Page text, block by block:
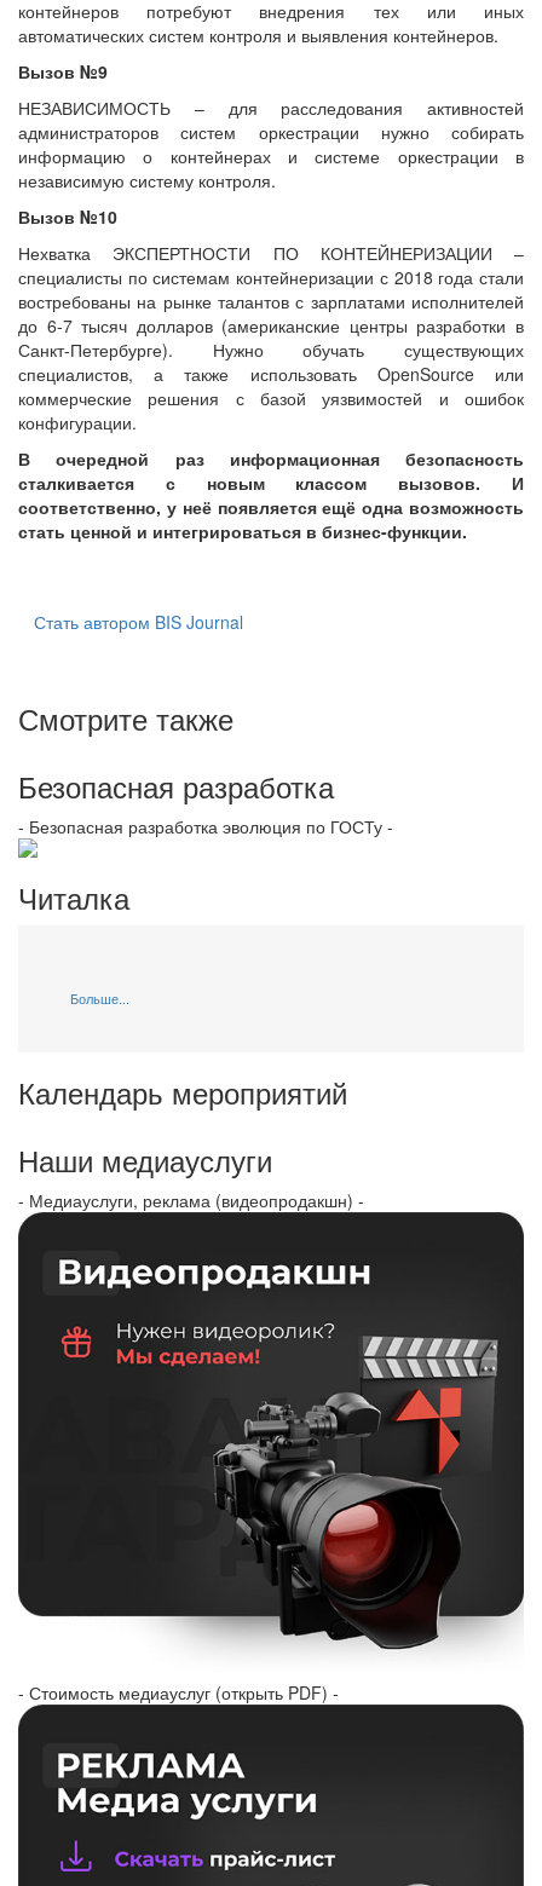
контейнеров потребуют внедрения тех или иных
автоматических систем контроля и выявления контейнеров.
Вызов №9
НЕЗАВИСИМОСТЬ – для расследования активностей
администраторов систем оркестрации нужно собирать
информацию о контейнерах и системе оркестрации в
независимую систему контроля.
Вызов №10
Нехватка ЭКСПЕРТНОСТИ ПО КОНТЕЙНЕРИЗАЦИИ –
специалисты по системам контейнеризации с 2018 года стали
востребованы на рынке талантов с зарплатами исполнителей
до 6-7 тысяч долларов (американские центры разработки в
Санкт-Петербурге). Нужно обучать существующих
специалистов, а также использовать OpenSource или
коммерческие решения с базой уязвимостей и ошибок
конфигурации.
В очередной раз информационная безопасность
сталкивается с новым классом вызовов. И
соответственно, у неё появляется ещё одна возможность
стать ценной и интегрироваться в бизнес-функции.
Стать автором BIS Journal
Смотрите также
Безопасная разработка
- Безопасная разработка эволюция по ГОСТу -
Читалка
Больше...
Календарь мероприятий
Наши медиауслуги
- Медиауслуги, реклама (видеопродакшн) -
- Стоимость медиауслуг (открыть PDF) -